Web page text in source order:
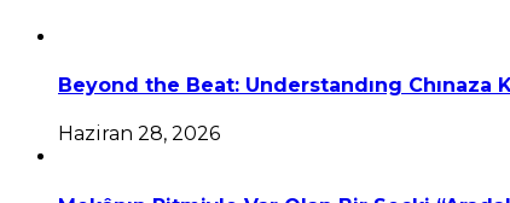
Beyond the Beat: Understandıng Chınaza
Haziran 28, 2026